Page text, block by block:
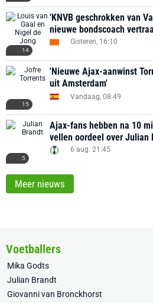
14
'KNVB geschrokken van
nieuwe bondscoach
Gisteren, 16:10
15
'Nieuwe Ajax-aanwinst
uit Amsterdam'
Vandaag, 08:49
5
Ajax-fans hebben na 10
vellen oordeel over Julian
6 aug. 21:45
Meer nieuws
Voetballers
Mika Godts
Julian Brandt
Giovanni van Bronckhorst